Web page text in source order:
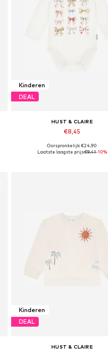
Kinderen
DEAL
HUST & CLAIRE
€8,45
Beschikbare maten: 62, 68, 74
Oorspronkelijk: €24,90
Laatste laagste prijs:€9,41-10%
Kinderen
DEAL
HUST & CLAIRE